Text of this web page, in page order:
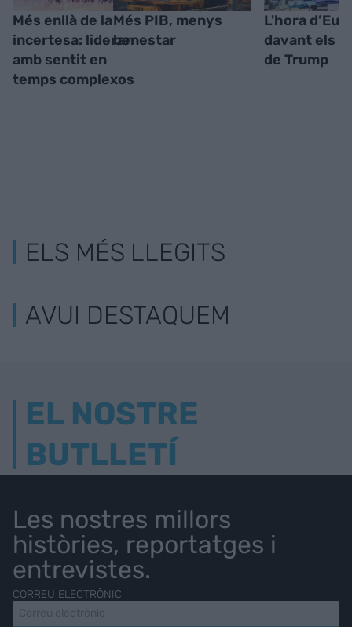
Més enllà de la
incertesa: liderar
amb sentit en
temps complexos
Més PIB, menys
benestar
L'hora
davant els
de Trump
ELS MÉS LLEGITS
AVUI DESTAQUEM
EL NOSTRE
BUTLLETÍ
Les nostres millors
històries, reportatges i
entrevistes.
CORREU ELECTRÒNIC